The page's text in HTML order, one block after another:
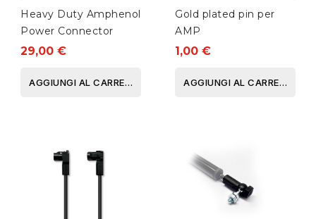
Heavy Duty Amphenol
Power Connector
29,00 €
AGGIUNGI AL CARRELLO
Gold plated pin per
AMP
1,00 €
AGGIUNGI AL CARRELLO